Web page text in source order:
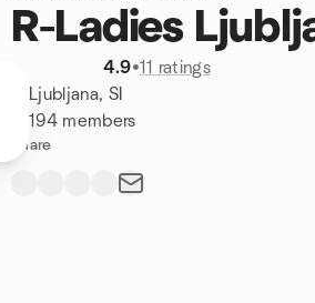
R-Ladies
4.9•11 ratings
Ljubljana, SI
194 members
Share